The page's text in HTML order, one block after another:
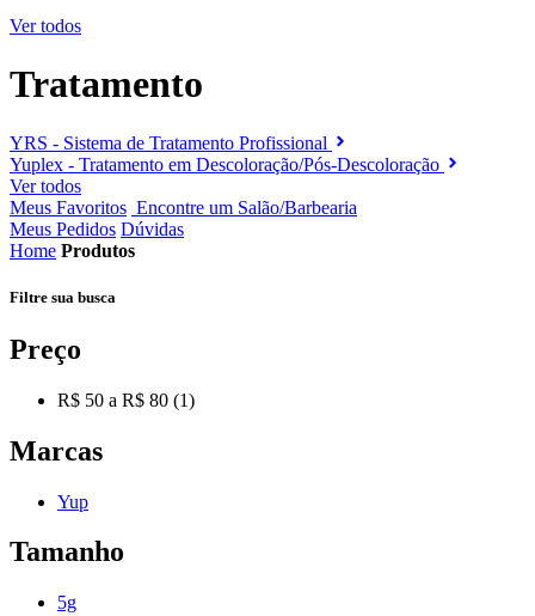
Ver todos
Tratamento
YRS - Sistema de Tratamento Profissional
Yuplex - Tratamento em Descoloração/Pós-Descoloração
Ver todos
Meus Favoritos Encontre um Salão/Barbearia
Meus Pedidos Dúvidas
Home Produtos
Filtre sua busca
Preço
R$ 50 a R$ 80 (1)
Marcas
Yup
Tamanho
5g